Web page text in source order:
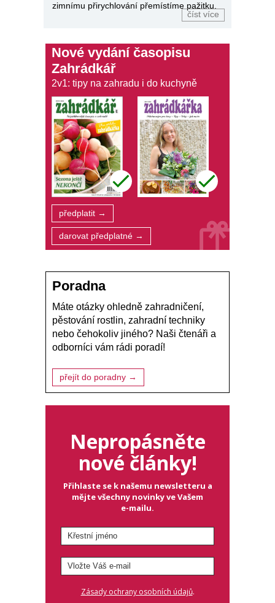
zimnímu přirychlování přemístíme pažitku.
číst více
Nové vydání časopisu
Zahrádkář
2v1: tipy na zahradu i do kuchyně
předplatit →
darovat předplatné →
Poradna
Máte otázky ohledně zahradničení,
pěstování rostlin, zahradní techniky
nebo čehokoliv jiného? Naši čtenáři a
odborníci vám rádi poradí!
přejít do poradny →
Nepropásněte
nové články!
Přihlaste se k našemu newsletteru a
mějte všechny novinky ve Vašem
e-mailu.
Zásady ochrany osobních údajů.